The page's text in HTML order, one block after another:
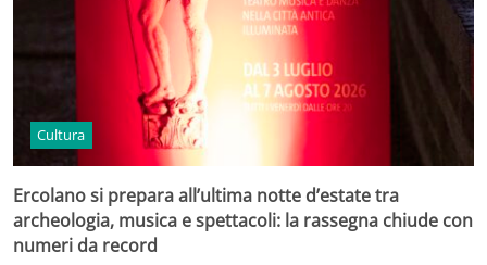
Cultura
Ercolano si prepara all’ultima notte d’estate tra
archeologia, musica e spettacoli: la rassegna chiude con
numeri da record